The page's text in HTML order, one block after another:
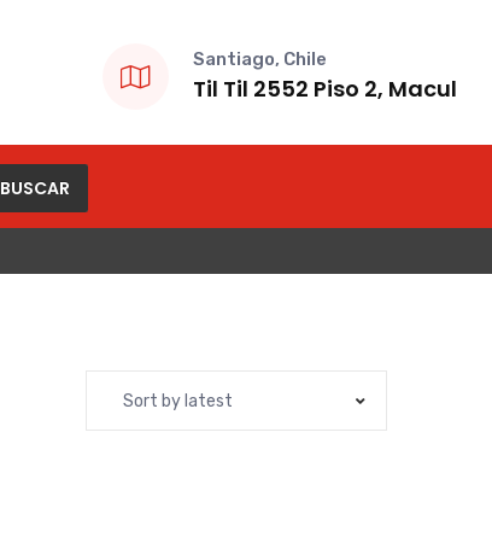
Santiago, Chile
Til Til 2552 Piso 2, Macul
BUSCAR
Sort by latest